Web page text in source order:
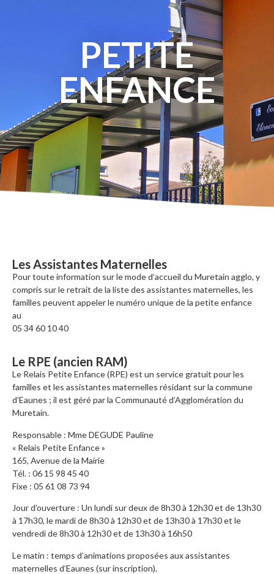
PETITE
ENFANCE
Les Assistantes Maternelles
Pour toute information sur le mode d’accueil du Muretain agglo, y
compris sur le retrait de la liste des assistantes maternelles, les
familles peuvent appeler le numéro unique de la petite enfance
au
05 34 60 10 40
Le RPE (ancien RAM)
Le Relais Petite Enfance (RPE) est un service gratuit pour les
familles et les assistantes maternelles résidant sur la commune
d’Eaunes ; il est géré par la Communauté d’Agglomération du
Muretain.
Responsable : Mme DEGUDE Pauline
« Relais Petite Enfance »
165, Avenue de la Mairie
Tél. : 06 15 98 45 40
Fixe : 05 61 08 73 94
Jour d’ouverture : Un lundi sur deux de 8h30 à 12h30 et de 13h30
à 17h30, le mardi de 8h30 à 12h30 et de 13h30 à 17h30 et le
vendredi de 8h30 à 12h30 et de 13h30 à 16h50
Le matin : temps d’animations proposées aux assistantes
maternelles d’Eaunes (sur inscription).